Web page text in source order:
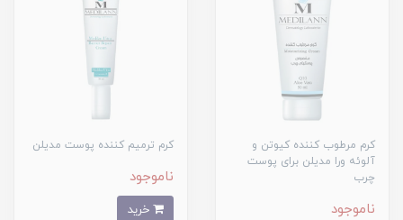
کرم مرطوب کننده کیوتن و
آلوئه ورا مدیلن برای پوست
چرب
ناموجود
کرم ترمیم کننده پوست مدیلن
ناموجود